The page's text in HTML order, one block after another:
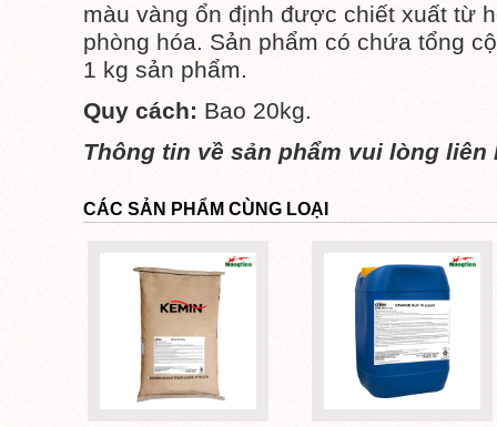
màu vàng ổn định được chiết xuất từ
phòng hóa. Sản phẩm có chứa tổng
1 kg sản phẩm.
Quy cách: Bao 20kg.
Thông tin về sản phẩm vui lòng liên
CÁC SẢN PHẨM CÙNG LOẠI